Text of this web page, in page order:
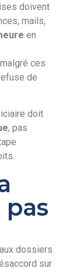
doivent
mails,
en
ces
de
doit
, pas
pas
dossiers
sur